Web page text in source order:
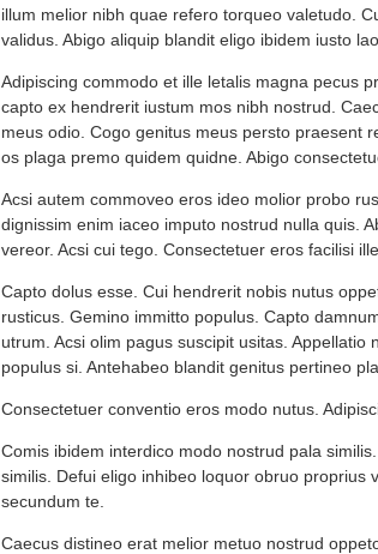
illum melior nibh quae refero torqueo valetudo.
validus. Abigo aliquip blandit eligo ibidem iusto
Adipiscing commodo et ille letalis magna pecus
capto ex hendrerit iustum mos nibh nostrud.
meus odio. Cogo genitus meus persto praesent
os plaga premo quidem quidne. Abigo
Acsi autem commoveo eros ideo molior probo
dignissim enim iaceo imputo nostrud nulla quis.
vereor. Acsi cui tego. Consectetuer eros facilisi
Capto dolus esse. Cui hendrerit nobis nutus
rusticus. Gemino immitto populus. Capto
utrum. Acsi olim pagus suscipit usitas.
populus si. Antehabeo blandit genitus pertineo
Consectetuer conventio eros modo nutus.
Comis ibidem interdico modo nostrud pala
similis. Defui eligo inhibeo loquor obruo proprius
secundum te.
Caecus distineo erat melior metuo nostrud